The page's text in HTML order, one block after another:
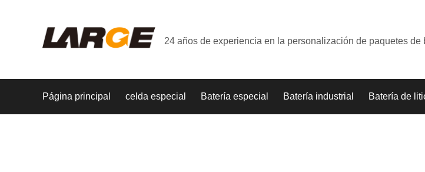
24 años de experiencia en la personalización de paquetes de
Página principal celda especial Batería especial Batería industrial Batería de